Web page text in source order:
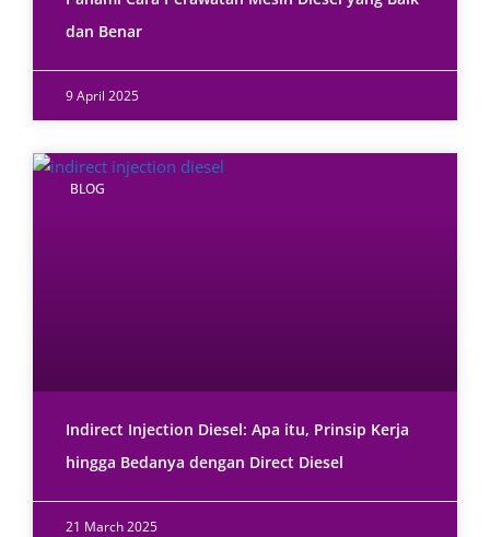
dan Benar
9 April 2025
BLOG
Indirect Injection Diesel: Apa itu, Prinsip Kerja
hingga Bedanya dengan Direct Diesel
21 March 2025